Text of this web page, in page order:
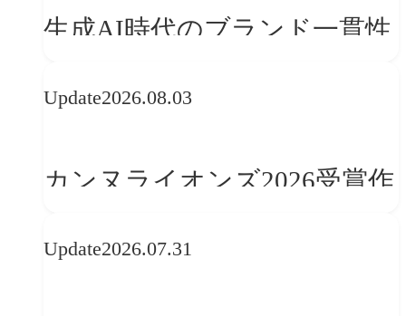
生成AI時代のブランド一貫性
学ぶ「動的ブランディング」
Update2026.08.03
カンヌライオンズ2026受賞作
──「優れたブランド体験」
Update2026.07.31